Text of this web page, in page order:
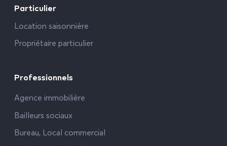
Particulier
Location saisonnière
Propriétaire particulier
Professionnels
Agence immobilière
Bailleurs sociaux
Bureau, Local commercial